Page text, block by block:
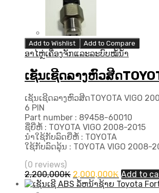
Add to Wishlist Add to Compare
ອາໄຫຼ່ເຄື່ອງຈັກແລະລະບົບໝໍ້ນ້ຳ
ເຊັນເຊີດລາງຫົວສີດ
ເຊັນເຊີດລາງຫົວສີດTOYOTA VIGO
6 PIN
Part number : 89458-60010
ຊື່ຍີ່ຫໍ້ : TOYOTA VIGO 2008-2015
ນຳໃຊ້ກັບລົດຍີ່ຫໍ້ : TOYOTA
ໃຊ້ກັບລົດລຸ້ນ : TOYOTA VIGO 2008-
(0 reviews)
2,200,000₭ Original
price
2,000,000₭ Current
price
Add to